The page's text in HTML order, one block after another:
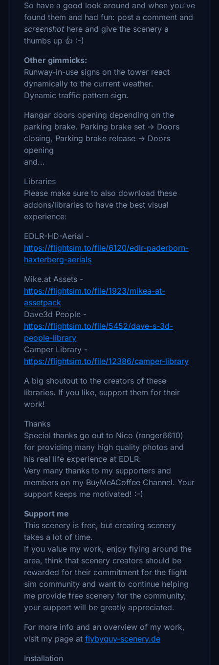
So have a good look around and when you've
found them and had fun: post a comment and
screenshot here and give the scenery a
thumbs up 👍 :-)
Other gimmicks:
Runway-in-use signs on the tower react
dynamically to the current weather.
Dynamic traffic pattern sign.
Hangar doors opening depending on the
parking brake. Parking brake set -> Doors
closing, Parking brake release -> Doors
opening
and...
Libraries
Please make sure to also download these
addons/libraries to have the best visual
experience:
EDLR-HD-Aerial -
https://flightsim.to/file/6120/edlr-paderborn-
haxterberg-aerials
Mike.at Assets -
https://flightsim.to/file/1923/mikea-at-
assetpack
Dave3d People -
https://flightsim.to/file/5452/dave-s-3d-
people-library
Camper Library -
https://flightsim.to/file/12386/camper-library
A big shoutout to the creators of these
libraries. If you like, support them for their
work!
Thanks
Special thanks go out to Nico (ranger6610)
for providing many high quality photos and
his real life experience at EDLR.
Very many thanks to my supporters and
members on my BuyMeACoffee Channel. Your
support keeps me motivated! :-)
Support me
This scenery is free, but creating scenery
takes a lot of time.
If you value my work, enjoy flying around the
area, think that scenery creators should be
rewarded for their commitment for the flight
sim community and want to continue helping
me provide free scenery for the community,
your support will be greatly appreciated.
For more info and an overview of my work,
visit my page at flybyguy-scenery.de
Installation